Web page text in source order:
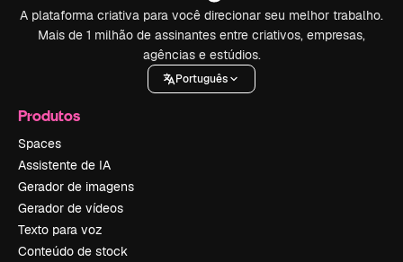
A plataforma criativa para você direcionar seu melhor trabalho.
Mais de 1 milhão de assinantes entre criativos, empresas,
agências e estúdios.
Português
Produtos
Spaces
Assistente de IA
Gerador de imagens
Gerador de vídeos
Texto para voz
Conteúdo de stock